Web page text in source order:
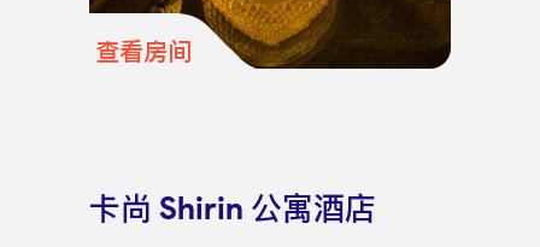
查看房间
卡尚 Shirin 公寓酒店